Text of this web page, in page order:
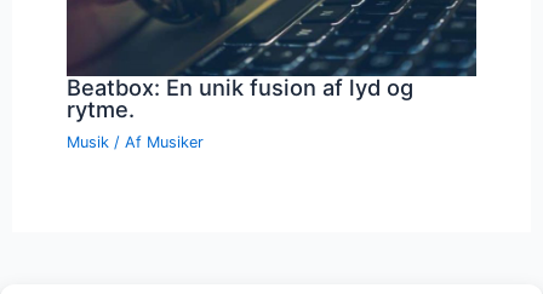
Beatbox: En unik fusion af lyd og
rytme.
Musik / Af Musiker